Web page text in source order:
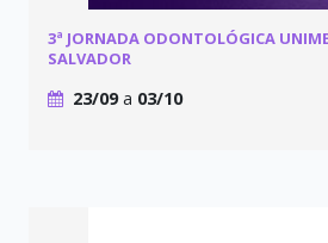
3ª JORNADA ODONTOLÓGICA
SALVADOR
23/09a 03/10